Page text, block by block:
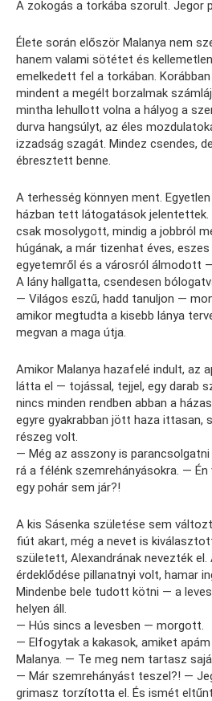
A zokogás a torkába szorult. Jegor
Élete során először Malanya nem
hanem valami sötétet és
emelkedett fel a torkában.
mindent a megélt borzalmak
mintha lehullott volna a hályog a
durva hangsúlyt, az éles
izzadság szagát. Mindez csendes,
ébresztett benne.
A terhesség könnyen ment.
házban tett látogatások jelentettek.
csak mosolygott, mindig a jobbról
húgának, a már tizenhat éves,
egyetemről és a városról álmodott
A lány hallgatta, csendesen
— Világos eszű, hadd tanuljon —
amikor megtudta a kisebb lánya
megvan a maga útja.
Amikor Malanya hazafelé indult, az
látta el — tojással, tejjel, egy darab
nincs minden rendben abban a
egyre gyakrabban jött haza ittasan,
részeg volt.
— Még az asszony is
rá a félénk szemrehányásokra. —
egy pohár sem jár?!
A kis Sásenka születése sem
fiút akart, még a nevet is
született, Alexandrának nevezték el.
érdeklődése pillanatnyi volt, hamar
Mindenbe bele tudott kötni — a
helyen áll.
— Hús sincs a levesben — morgott.
— Elfogytak a kakasok, amiket
Malanya. — Te meg nem tartasz
— Már szemrehányást teszel?! —
grimasz torzította el. És ismét